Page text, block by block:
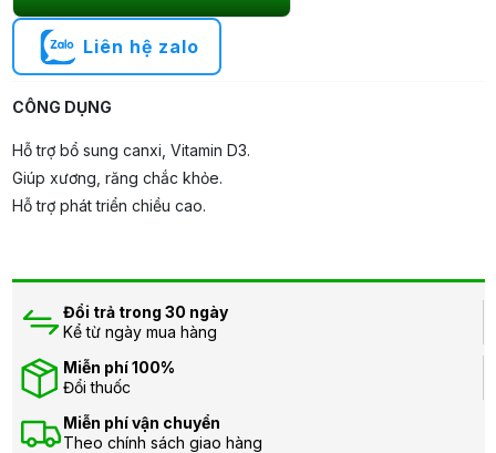
Liên hệ zalo
CÔNG DỤNG
Hỗ trợ bổ sung canxi, Vitamin D3.
Giúp xương, răng chắc khỏe.
Hỗ trợ phát triển chiều cao.
Đổi trả trong 30 ngày
Kể từ ngày mua hàng
Miễn phí 100%
Đổi thuốc
Miễn phí vận chuyển
Theo chính sách giao hàng